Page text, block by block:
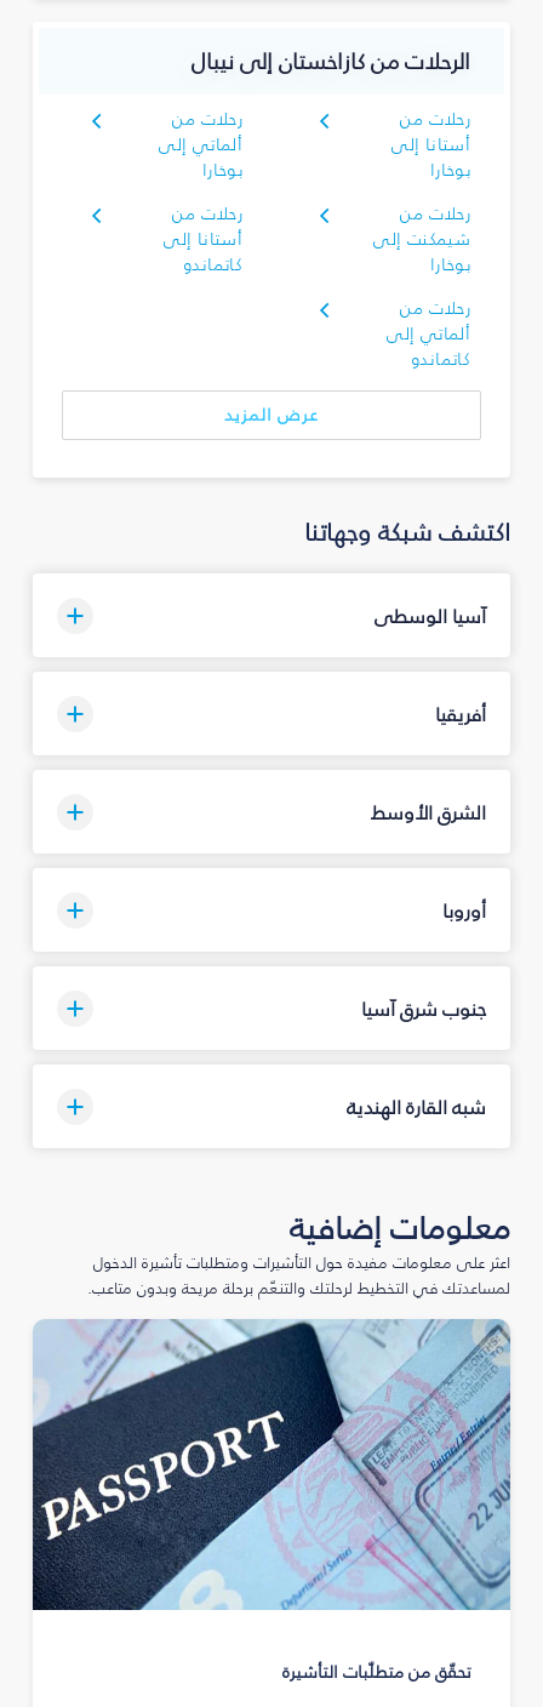
الرحلات من كازاخستان إلى نيبال
رحلات من
أستانا إلى
بوخارا
رحلات من
ألماتي إلى
بوخارا
رحلات من
شيمكنت إلى
بوخارا
رحلات من
أستانا إلى
كاتماندو
رحلات من
ألماتي إلى
كاتماندو
عرض المزيد
اكتشف شبكة وجهاتنا
آسيا الوسطى
أفريقيا
الشرق الأوسط
أوروبا
جنوب شرق آسيا
شبه القارة الهندية
معلومات إضافية
اعثر على معلومات مفيدة حول التأشيرات ومتطلبات تأشيرة الدخول
لمساعدتك في التخطيط لرحلتك والتنعّم برحلة مريحة وبدون متاعب.
تحقّق من متطلّبات التأشيرة